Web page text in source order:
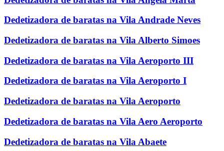
Dedetizadora de baratas na Vila Andrade Neves
Dedetizadora de baratas na Vila Alberto Simoes
Dedetizadora de baratas na Vila Aeroporto III
Dedetizadora de baratas na Vila Aeroporto I
Dedetizadora de baratas na Vila Aeroporto
Dedetizadora de baratas na Vila Aero Aeroporto
Dedetizadora de baratas na Vila Abaete